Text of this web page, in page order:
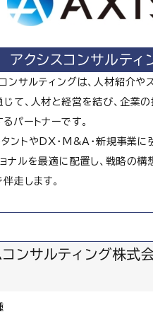
アクシスコンサルティ
ンサルティングは、人材紹介や
じて、人材と経営を結び、企業
パートナーです。
タントやDX・M&A・新規事業に
ナルを最適に配置し、戦略の構
走します。
コンサルティング株式